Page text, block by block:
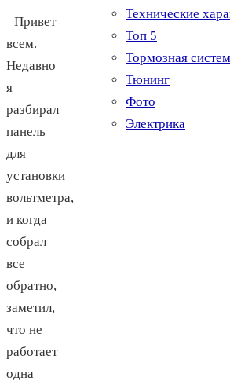
Привет
всем.
Недавно
я
разбирал
панель
для
установки
вольтметра,
и когда
собрал
все
обратно,
заметил,
что не
работает
одна
Технические
Топ 5
Тормозная
Тюнинг
Фото
Электрика